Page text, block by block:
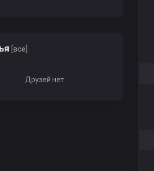
[все]
Друзей нет